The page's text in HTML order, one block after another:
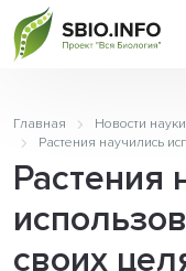
Главная Новости науки
Растения научились
Растения
своих